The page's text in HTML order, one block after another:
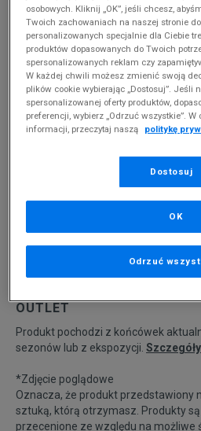
* Zdjęcie poglądowe
ADIDAS ASTIR SN W
Produkt pochodzi z końcówek
sezonów lub z ekspozycji.
154,99 zł
PRODUKT NIEDOSTĘPNY
Jeśli artykuł będzie ponownie
Rozmiary EU
35 1/3 21,5 cm
36 22 cm
36 2/3 22,5 cm
OUTLET
Produkt pochodzi z końcówek
sezonów lub z ekspozycji.
*Zdjęcie poglądowe
Oznacza, że produkt przedstawiony
sztuką, którą otrzymasz. Produkty
przecenione ze względu na możliwe
osobowych. Kliknij „OK”, jeśli chcesz,
Twoich zachowaniach na naszej stronie
personalizowanych specjalnie dla Ciebie
produktów dopasowanych do Twoich
spersonalizowanych reklam czy
W każdej chwili możesz zmienić swoją
plików cookie wybierając „Dostosuj”. Jeśli
spersonalizowanej oferty produktów,
preferencji, wybierz „Odrzuć wszystkie”.
informacji, przeczytaj naszą
politykę
Dostosuj
Odrzuć
OK